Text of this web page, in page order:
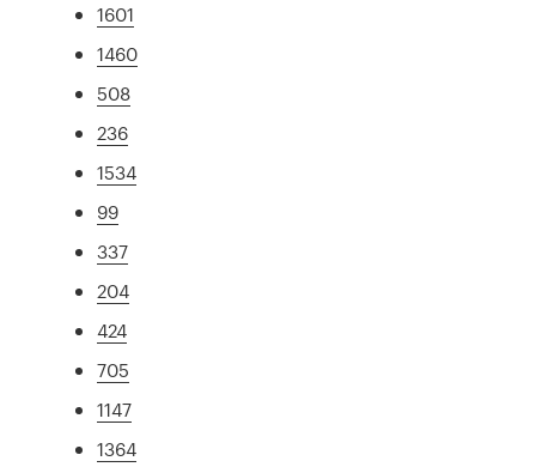
1601
1460
508
236
1534
99
337
204
424
705
1147
1364